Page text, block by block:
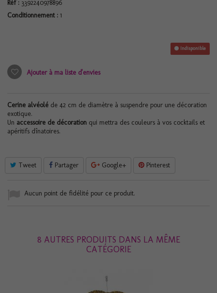
Réf : 3392240978896
Conditionnement : 1
Indisponible
Ajouter à ma liste d'envies
Cerine alvéolé de 42 cm de diamètre à suspendre pour une décoration
exotique.
Un accessoire de décoration qui mettra des couleurs à vos cocktails et
apéritifs dînatoires.
Tweet Partager Google+ Pinterest
Aucun point de fidélité pour ce produit.
8 AUTRES PRODUITS DANS LA MÊME
CATÉGORIE